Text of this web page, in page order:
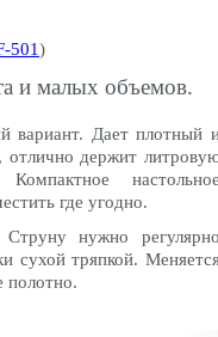
501)
и малых объемов.
Дает плотный
держит
где угодно.
нужно
сухой тряпкой.
полотно.